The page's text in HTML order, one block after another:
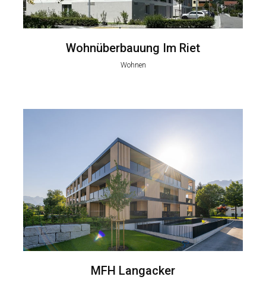
Wohnüberbauung Im Riet
Wohnen
MFH Langacker